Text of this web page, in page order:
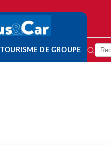
TOURISME DE GROUPE